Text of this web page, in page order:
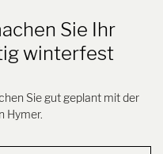
Sie Ihr
winterfest
Sie gut geplant mit der
Hymer.